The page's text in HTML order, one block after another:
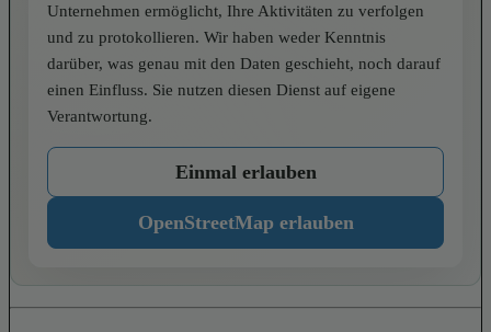
Unternehmen ermöglicht, Ihre Aktivitäten zu verfolgen
und zu protokollieren. Wir haben weder Kenntnis
darüber, was genau mit den Daten geschieht, noch darauf
einen Einfluss. Sie nutzen diesen Dienst auf eigene
Verantwortung.
Einmal erlauben
OpenStreetMap erlauben